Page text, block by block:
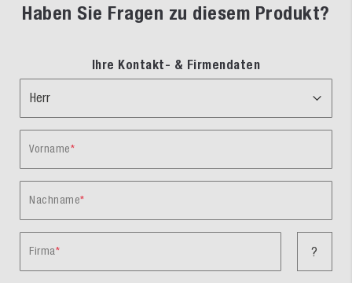
Haben Sie Fragen zu diesem Produkt?
Ihre Kontakt- & Firmendaten
Vorname
Nachname
Firma ?